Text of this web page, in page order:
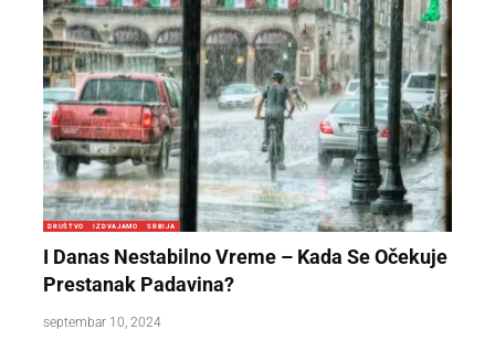
DRUŠTVO IZDVAJAMO SRBIJA
I Danas Nestabilno Vreme – Kada Se Očekuje
Prestanak Padavina?
septembar 10, 2024